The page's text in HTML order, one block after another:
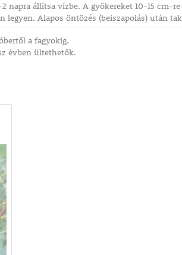
napra állítsa vízbe. A gyökereket 10-15 cm-
legyen. Alapos öntözés (beiszapolás) után
a fagyokig.
évben ültethetők.